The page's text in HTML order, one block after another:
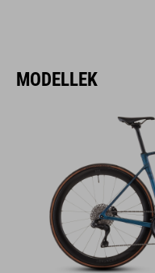
MODELLEK